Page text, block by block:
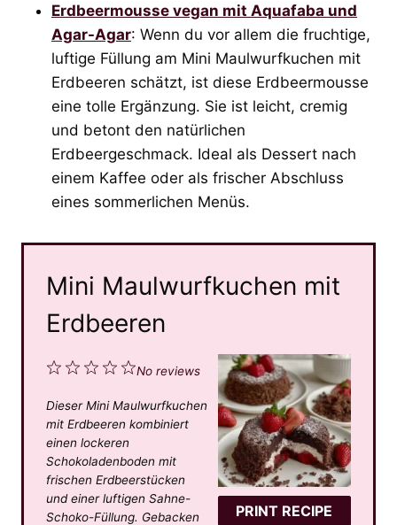
Erdbeermousse vegan mit Aquafaba und
Agar-Agar: Wenn du vor allem die fruchtige,
luftige Füllung am Mini Maulwurfkuchen mit
Erdbeeren schätzt, ist diese Erdbeermousse
eine tolle Ergänzung. Sie ist leicht, cremig
und betont den natürlichen
Erdbeergeschmack. Ideal als Dessert nach
einem Kaffee oder als frischer Abschluss
eines sommerlichen Menüs.
Mini Maulwurfkuchen mit
Erdbeeren
PRINT RECIPE
5
t
r
s
4
t
a
r
s
3
t
a
r
s
2
t
a
r
s
1
t
a
r
No reviews
Dieser Mini Maulwurfkuchen
mit Erdbeeren kombiniert
einen lockeren
Schokoladenboden mit
frischen Erdbeerstücken
und einer luftigen Sahne-
Schoko-Füllung. Gebacken